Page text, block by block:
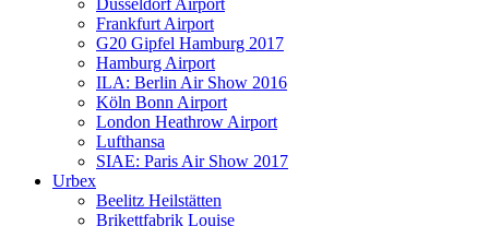
Frankfurt Airport
G20 Gipfel Hamburg 2017
Hamburg Airport
ILA: Berlin Air Show 2016
Köln Bonn Airport
London Heathrow Airport
Lufthansa
SIAE: Paris Air Show 2017
Urbex
Beelitz Heilstätten
Brikettfabrik Louise